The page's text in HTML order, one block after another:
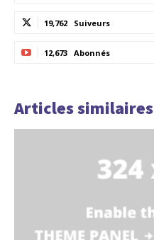
19,762 Suiveurs
12,673 Abonnés
Articles similaires